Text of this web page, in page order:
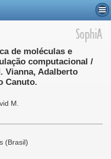
de moléculas e
computacional /
Vianna, Adalberto
Canuto.
M.
(Brasil)